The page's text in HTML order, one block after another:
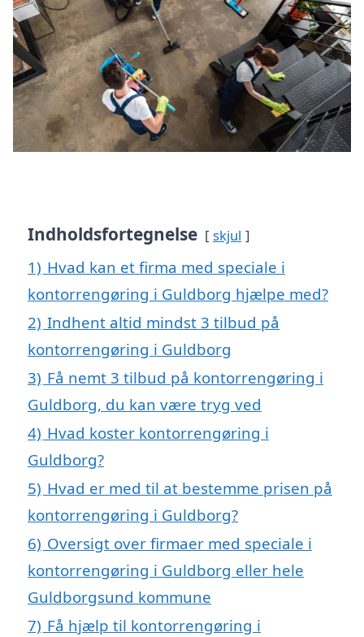
Indholdsfortegnelse skjul
1) Hvad kan et firma med speciale i
kontorrengøring i Guldborg hjælpe med?
2) Indhent altid mindst 3 tilbud på
kontorrengøring i Guldborg
3) Få nemt 3 tilbud på kontorrengøring i
Guldborg, du kan være tryg ved
4) Hvad koster kontorrengøring i
Guldborg?
5) Hvad er med til at bestemme prisen på
kontorrengøring i Guldborg?
6) Oversigt over firmaer med speciale i
kontorrengøring i Guldborg eller hele
Guldborgsund kommune
7) Få hjælp til kontorrengøring i